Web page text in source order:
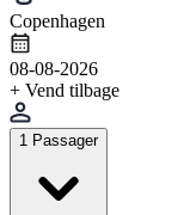
Copenhagen
08-08-2026
+ Vend tilbage
1 Passager